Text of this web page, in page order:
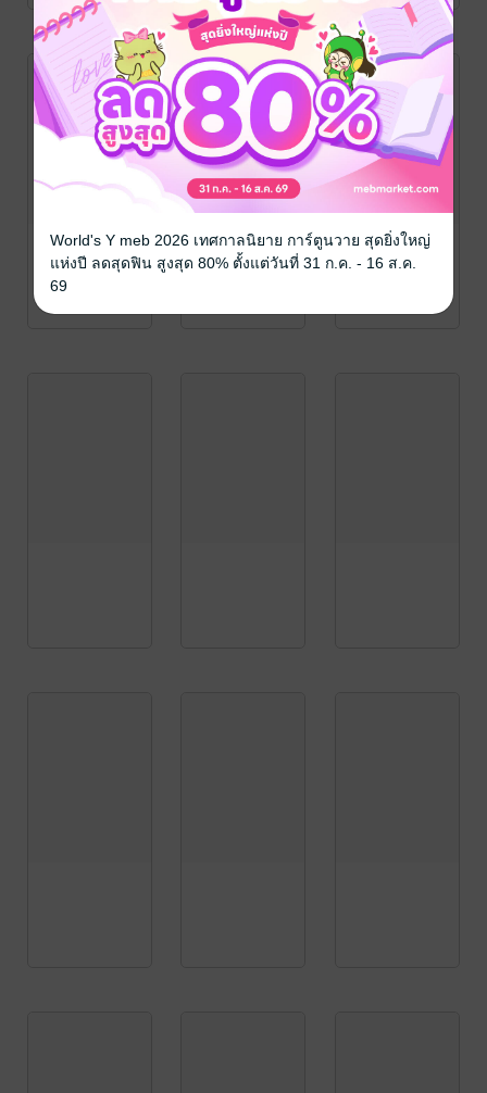
World's Y meb 2026 เทศกาลนิยาย การ์ตูนวาย สุดยิ่งใหญ่
แห่งปี ลดสุดฟิน สูงสุด 80% ตั้งแต่วันที่ 31 ก.ค. - 16 ส.ค.
69